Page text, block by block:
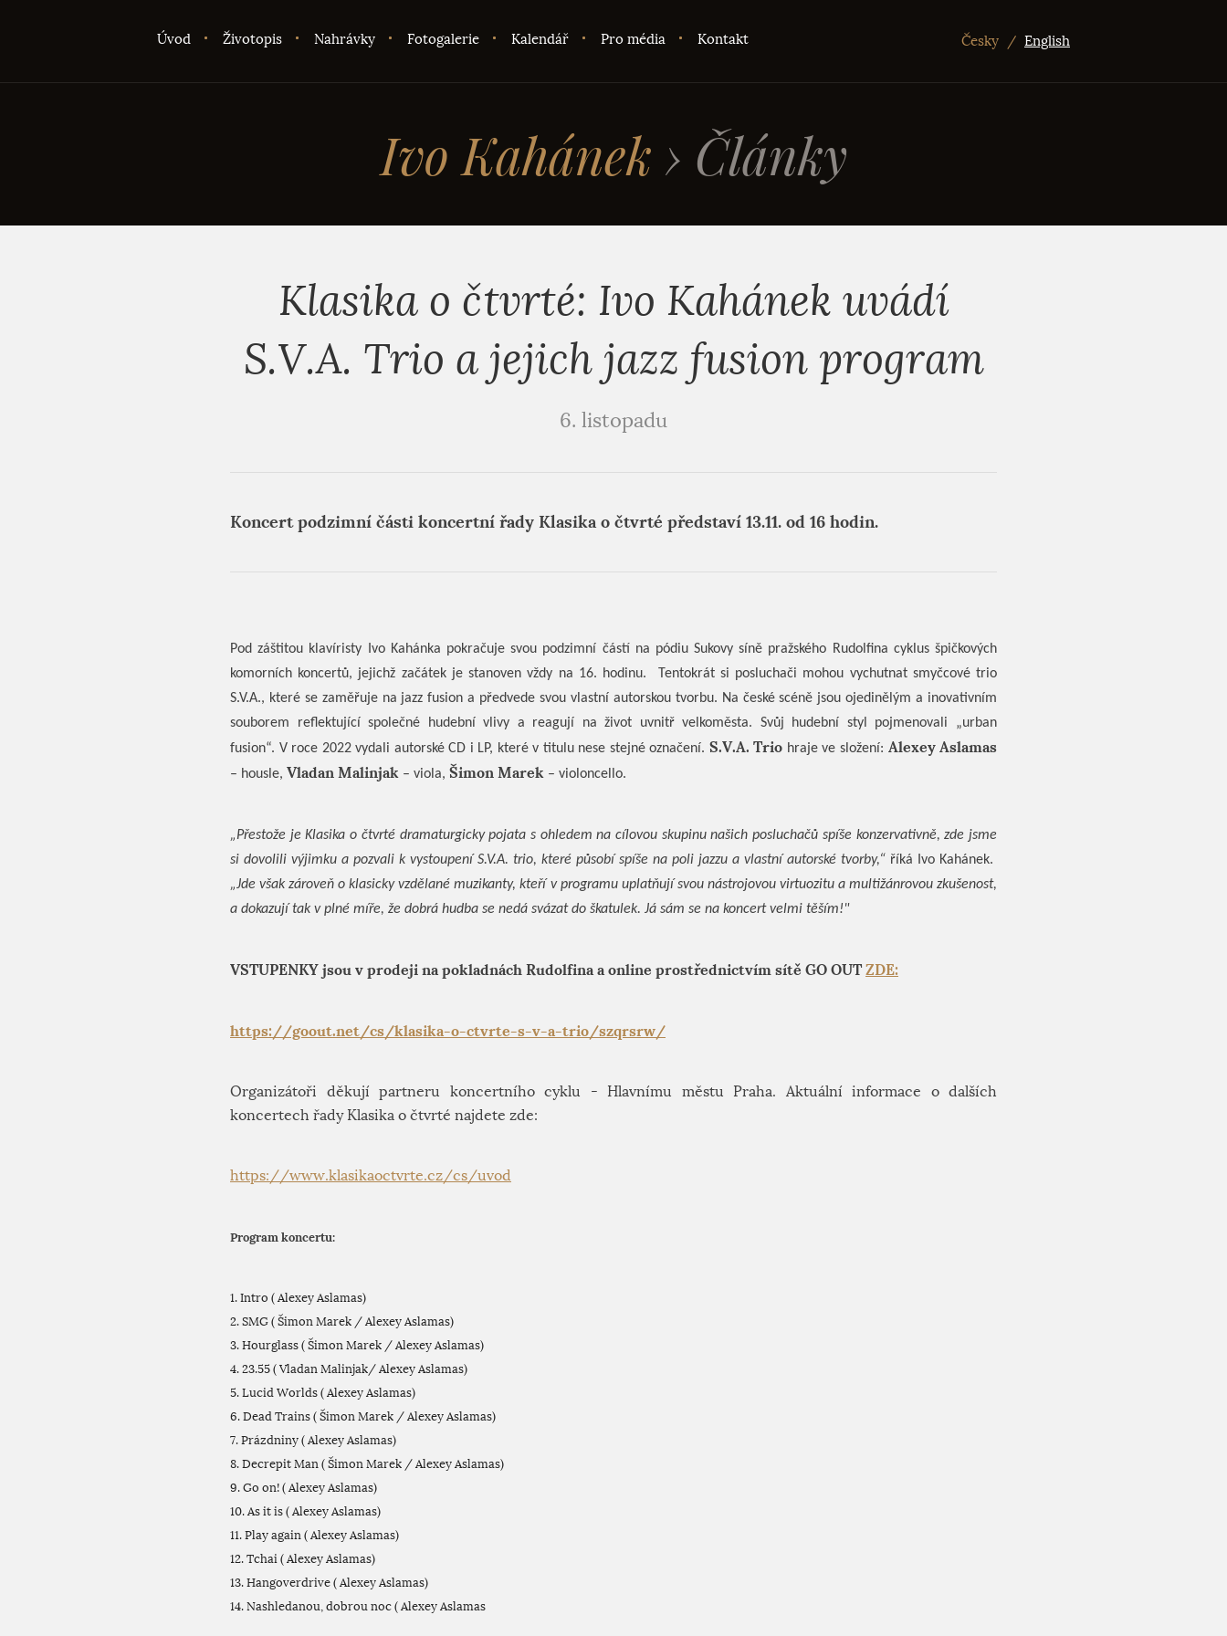
Úvod Životopis Nahrávky Fotogalerie Kalendář Pro média Kontakt Česky / English
Ivo Kahánek › Články
Klasika o čtvrté: Ivo Kahánek uvádí
S.V.A. Trio a jejich jazz fusion program
6. listopadu
Koncert podzimní části koncertní řady Klasika o čtvrté představí 13.11. od 16 hodin.
Pod záštitou klavíristy Ivo Kahánka pokračuje svou podzimní částí na pódiu Sukovy síně pražského Rudolfina cyklus špičkových
komorních koncertů, jejichž začátek je stanoven vždy na 16. hodinu.
Tentokrát si posluchači mohou vychutnat smyčcové trio
S.V.A., které se zaměřuje na jazz fusion a předvede svou vlastní autorskou tvorbu. Na české scéně jsou ojedinělým a inovativním
souborem reflektující společné hudební vlivy a reagují na život uvnitř velkoměsta. Svůj hudební styl pojmenovali „urban
fusion“. V roce 2022 vydali autorské CD i LP, které v titulu nese stejné označení. S.V.A. Trio hraje ve složení: Alexey Aslamas
– housle, Vladan Malinjak – viola, Šimon Marek – violoncello.
„Přestože je Klasika o čtvrté dramaturgicky pojata s ohledem na cílovou skupinu našich posluchačů spíše konzervativně, zde jsme
si dovolili výjimku a pozvali k vystoupení S.V.A. trio, které působí spíše na poli jazzu a vlastní autorské tvorby,“ říká Ivo Kahánek.
„Jde však zároveň o klasicky vzdělané muzikanty, kteří v programu uplatňují svou nástrojovou virtuozitu a multižánrovou zkušenost,
a dokazují tak v plné míře, že dobrá hudba se nedá svázat do škatulek. Já sám se na koncert velmi těším!"
VSTUPENKY jsou v prodeji na pokladnách Rudolfina a online prostřednictvím sítě GO OUT ZDE:
https://goout.net/cs/klasika-o-ctvrte-s-v-a-trio/szqrsrw/
Organizátoři děkují partneru koncertního cyklu - Hlavnímu městu Praha. Aktuální informace o dalších
koncertech řady Klasika o čtvrté najdete zde:
https://www.klasikaoctvrte.cz/cs/uvod
Program koncertu:
1. Intro ( Alexey Aslamas)
2. SMG ( Šimon Marek / Alexey Aslamas)
3. Hourglass ( Šimon Marek / Alexey Aslamas)
4. 23.55 ( Vladan Malinjak/ Alexey Aslamas)
5. Lucid Worlds ( Alexey Aslamas)
6. Dead Trains ( Šimon Marek / Alexey Aslamas)
7. Prázdniny ( Alexey Aslamas)
8. Decrepit Man ( Šimon Marek / Alexey Aslamas)
9. Go on! ( Alexey Aslamas)
10. As it is ( Alexey Aslamas)
11. Play again ( Alexey Aslamas)
12. Tchai ( Alexey Aslamas)
13. Hangoverdrive ( Alexey Aslamas)
14. Nashledanou, dobrou noc ( Alexey Aslamas